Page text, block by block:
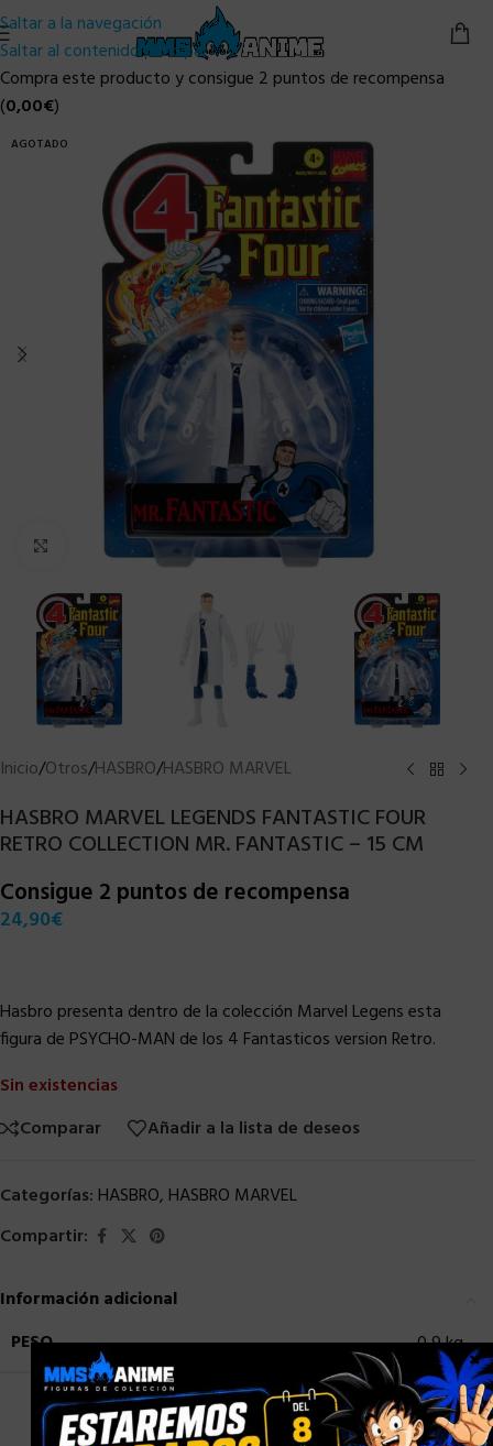
Saltar a la navegación
Saltar al contenido principal
Compra este producto y consigue 2 puntos de recompensa
(0,00€)
AGOTADO
Clic para ampliar
Inicio/Otros/HASBRO/HASBRO MARVEL
HASBRO MARVEL LEGENDS FANTASTIC FOUR
RETRO COLLECTION MR. FANTASTIC – 15 CM
Consigue 2 puntos de recompensa
24,90€
Hasbro presenta dentro de la colección Marvel Legens esta
figura de PSYCHO-MAN de los 4 Fantasticos version Retro.
Sin existencias
Comparar
Añadir a la lista de deseos
Categorías: HASBRO, HASBRO MARVEL
Compartir:
Información adicional
PESO
0,9 kg×